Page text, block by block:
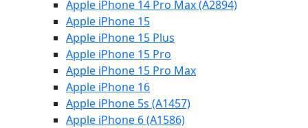
Apple iPhone 14 Pro Max (A2894)
Apple iPhone 15
Apple iPhone 15 Plus
Apple iPhone 15 Pro
Apple iPhone 15 Pro Max
Apple iPhone 16
Apple iPhone 5s (A1457)
Apple iPhone 6 (A1586)